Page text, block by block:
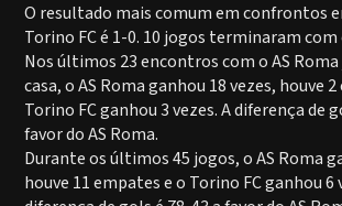
O resultado mais comum em confrontos
Torino FC é 1-0. 10 jogos terminaram
Nos últimos 23 encontros com o AS
casa, o AS Roma ganhou 18 vezes, houve
Torino FC ganhou 3 vezes. A diferença de
favor do AS Roma.
Durante os últimos 45 jogos, o AS Roma
houve 11 empates e o Torino FC ganhou 6